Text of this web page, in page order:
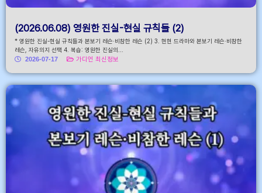
(2026.06.08) 영원한 진실-현실 규칙들 (2)
* 영원한 진실-현실 규칙들과 본보기 레슨·비참한 레슨 (2) 3. 현현 드라마와 본보기 레슨·비참한
레슨, 자유의지 선택 4. 복습: 영원한 진실의...
2026-07-17
가디언 최신정보